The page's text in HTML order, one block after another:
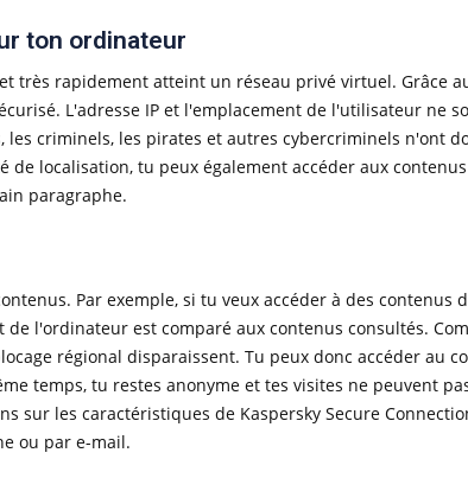
ton ordinateur
très rapidement atteint un réseau privé virtuel. Grâce
L'adresse IP et l'emplacement de l'utilisateur ne
criminels, les pirates et autres cybercriminels n'ont
localisation, tu peux également accéder aux
paragraphe.
Par exemple, si tu veux accéder à des contenus
l'ordinateur est comparé aux contenus consultés.
régional disparaissent. Tu peux donc accéder au
temps, tu restes anonyme et tes visites ne peuvent
sur les caractéristiques de Kaspersky Secure
ou par e-mail.